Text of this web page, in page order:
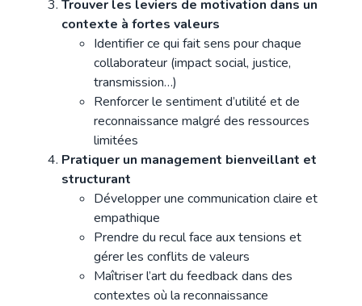
Trouver les leviers de motivation dans un
contexte à fortes valeurs
Identifier ce qui fait sens pour chaque
collaborateur (impact social, justice,
transmission…)
Renforcer le sentiment d’utilité et de
reconnaissance malgré des ressources
limitées
Pratiquer un management bienveillant et
structurant
Développer une communication claire et
empathique
Prendre du recul face aux tensions et
gérer les conflits de valeurs
Maîtriser l’art du feedback dans des
contextes où la reconnaissance